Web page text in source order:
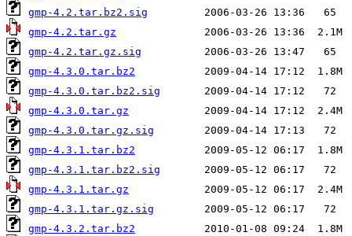
gmp-4.2.tar.bz2.sig
gmp-4.2.tar.gz
gmp-4.2.tar.gz.sig
gmp-4.3.0.tar.bz2
gmp-4.3.0.tar.bz2.sig
gmp-4.3.0.tar.gz
gmp-4.3.0.tar.gz.sig
gmp-4.3.1.tar.bz2
gmp-4.3.1.tar.bz2.sig
gmp-4.3.1.tar.gz
gmp-4.3.1.tar.gz.sig
gmp-4.3.2.tar.bz2